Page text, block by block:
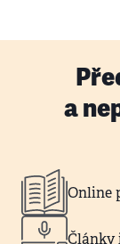
a
Online
Články